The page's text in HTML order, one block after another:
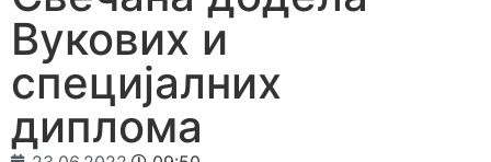
Вукових и
специјалних
диплома